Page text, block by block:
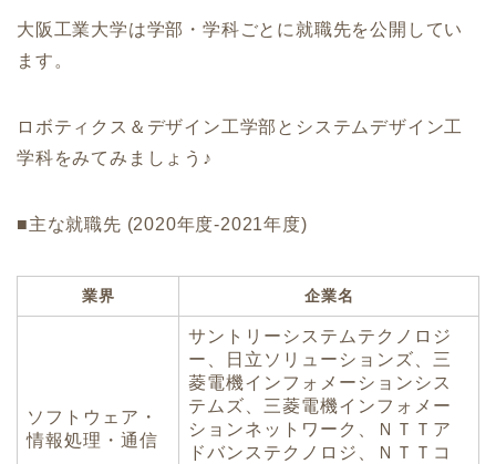
大阪工業大学は学部・学科ごとに就職先を公開してい
ます。
ロボティクス＆デザイン工学部とシステムデザイン工
学科をみてみましょう♪
■主な就職先 (2020年度-2021年度)
業界 企業名
ソフトウェア・
情報処理・通信
サントリーシステムテクノロジ
ー、日立ソリューションズ、三
菱電機インフォメーションシス
テムズ、三菱電機インフォメー
ションネットワーク、ＮＴＴア
ドバンステクノロジ、ＮＴＴコ